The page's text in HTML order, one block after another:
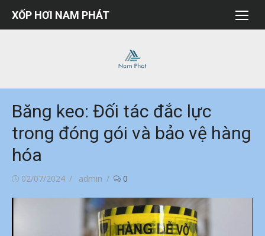
Chuyển
XỐP HƠI NAM PHÁT
Băng keo: Đối tác đắc lực
trong đóng gói và bảo vệ hàng
hóa
Đăng02/07/2024
Tác
admin 0